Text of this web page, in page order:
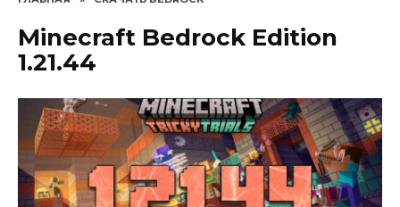
Minecraft Bedrock Edition
1.21.44